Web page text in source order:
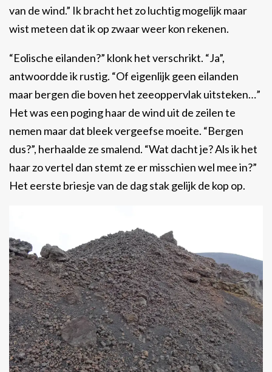
van de wind.” Ik bracht het zo luchtig mogelijk maar
wist meteen dat ik op zwaar weer kon rekenen.
“Eolische eilanden?” klonk het verschrikt. “Ja”,
antwoordde ik rustig. “Of eigenlijk geen eilanden
maar bergen die boven het zeeoppervlak uitsteken…”
Het was een poging haar de wind uit de zeilen te
nemen maar dat bleek vergeefse moeite. “Bergen
dus?”, herhaalde ze smalend. “Wat dacht je? Als ik het
haar zo vertel dan stemt ze er misschien wel mee in?”
Het eerste briesje van de dag stak gelijk de kop op.